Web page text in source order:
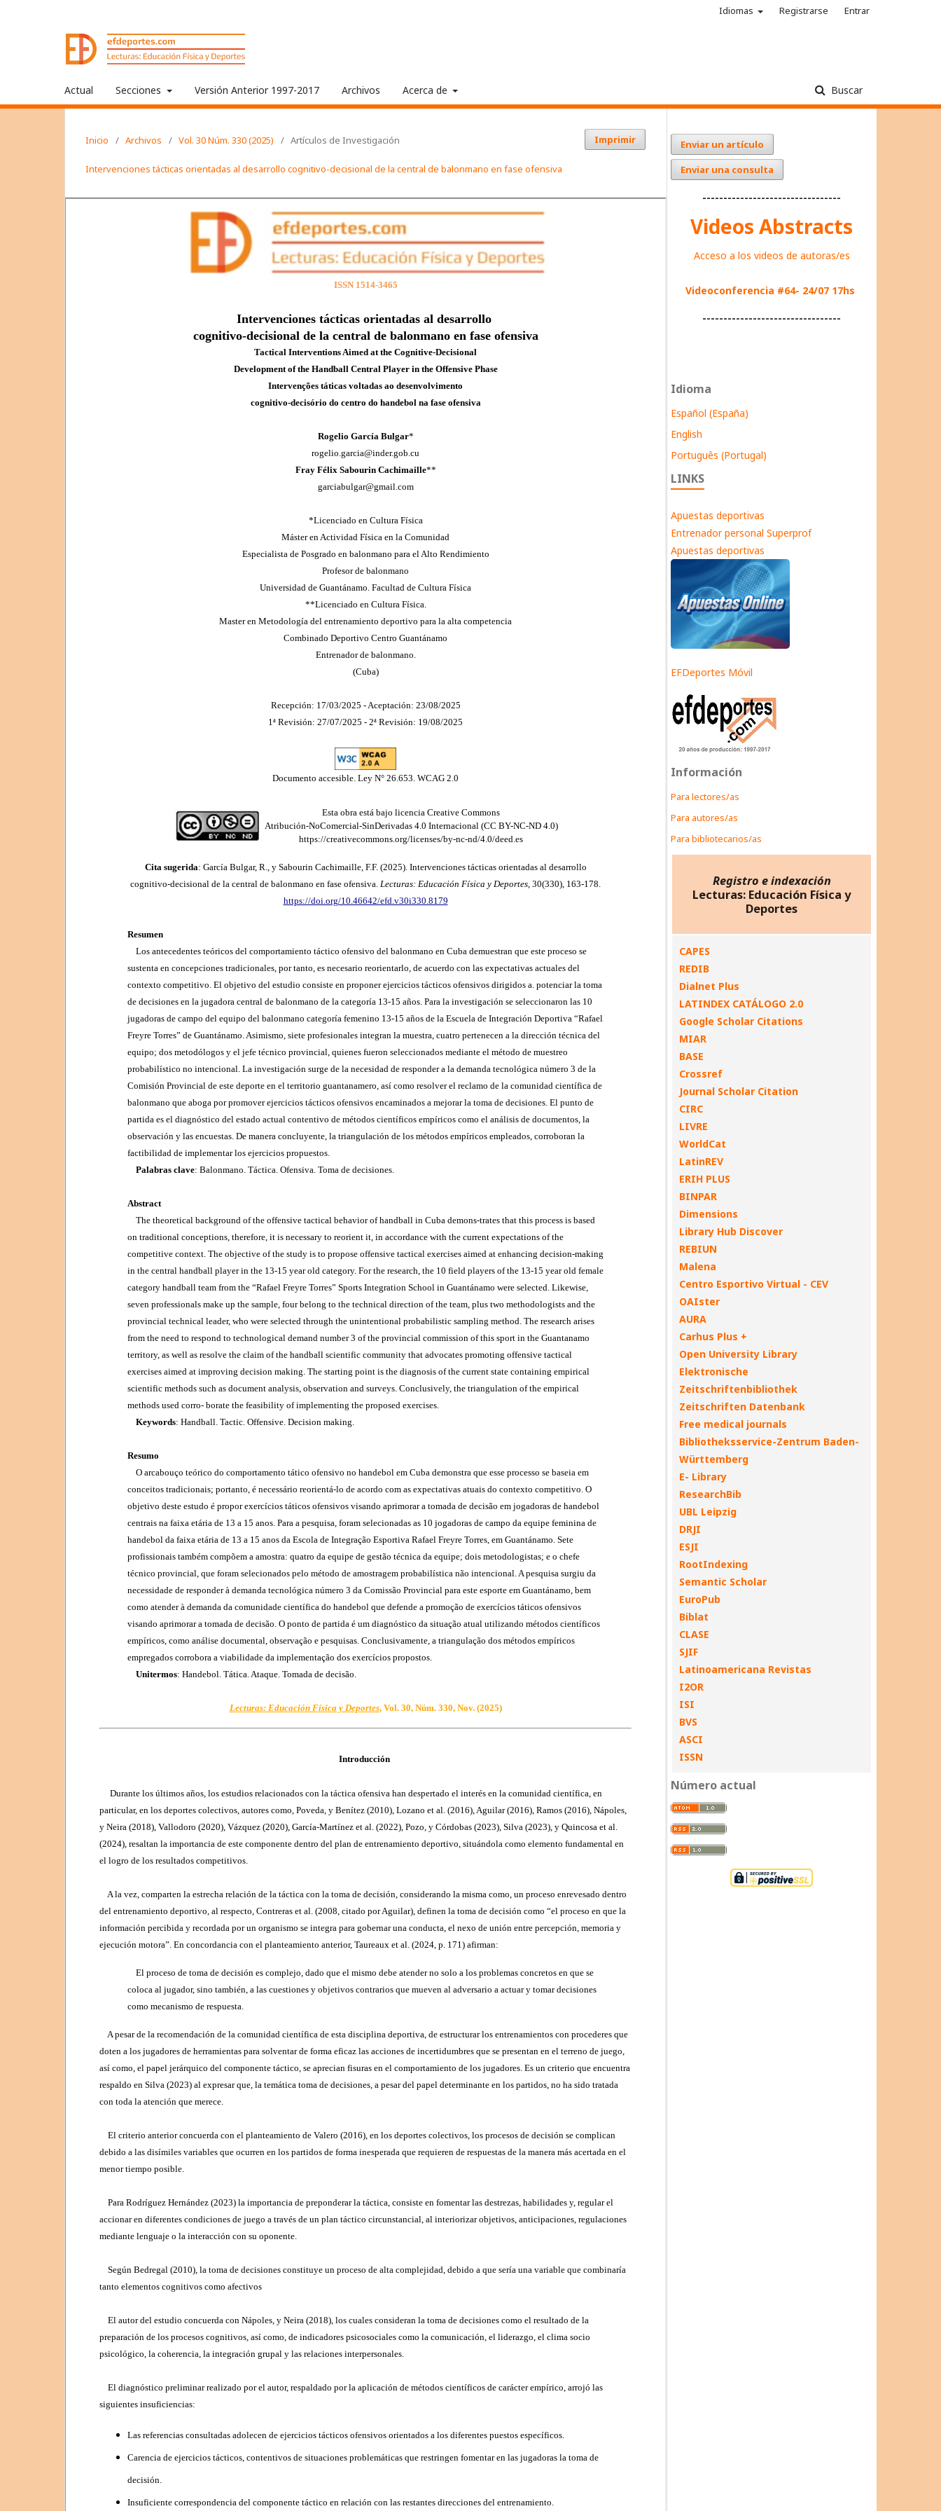
Actual Secciones Versión Anterior 1997-2017 Archivos Acerca de Buscar
Idiomas Registrarse Entrar
Inicio / Archivos / Vol. 30 Núm. 330 (2025) / Artículos de Investigación Imprimir
Intervenciones tácticas orientadas al desarrollo cognitivo-decisional de la central de balonmano en fase ofensiva
Enviar un artículo
Enviar una consulta
---------------------------------
Videos Abstracts
Acceso a los videos de autoras/es
Videoconferencia #64- 24/07 17hs
---------------------------------
Idioma
Español (España)
English
Português (Portugal)
LINKS
Apuestas deportivas
Entrenador personal Superprof
Apuestas deportivas
EFDeportes Móvil
Información
Para lectores/as
Para autores/as
Para bibliotecarios/as
Registro e indexación
Lecturas: Educación Física y
Deportes
CAPES
REDIB
Dialnet Plus
LATINDEX CATÁLOGO 2.0
Google Scholar Citations
MIAR
BASE
Crossref
Journal Scholar Citation
CIRC
LIVRE
WorldCat
LatinREV
ERIH PLUS
BINPAR
Dimensions
Library Hub Discover
REBIUN
Malena
Centro Esportivo Virtual - CEV
OAIster
AURA
Carhus Plus +
Open University Library
Elektronische
Zeitschriftenbibliothek
Zeitschriften Datenbank
Free medical journals
Bibliotheksservice-Zentrum Baden-
Württemberg
E- Library
ResearchBib
UBL Leipzig
DRJI
ESJI
RootIndexing
Semantic Scholar
EuroPub
Biblat
CLASE
SJIF
Latinoamericana Revistas
I2OR
ISI
BVS
ASCI
ISSN
Número actual